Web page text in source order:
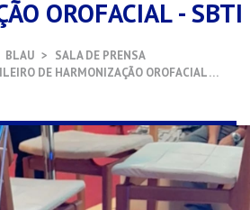
OROFACIAL - SBTI
BLAU
SALA DE PRENSA
DE HARMONIZAÇÃO OROFACIAL …